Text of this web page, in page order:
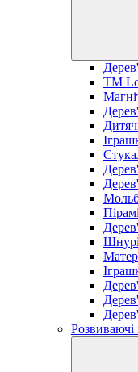
TM
Розвиваючі